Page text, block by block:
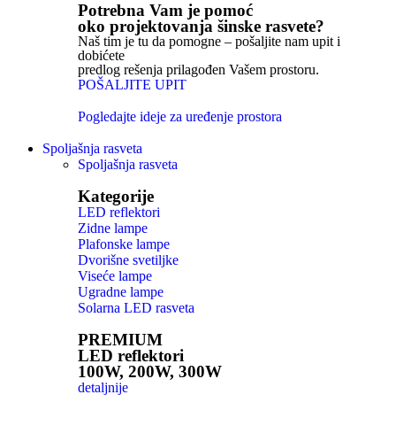
Potrebna Vam je pomoć
oko projektovanja šinske rasvete?
Naš tim je tu da pomogne – pošaljite nam upit i
dobićete
predlog rešenja prilagođen Vašem prostoru.
POŠALJITE UPIT
Pogledajte ideje za uređenje prostora
Spoljašnja rasveta
Spoljašnja rasveta
Kategorije
LED reflektori
Zidne lampe
Plafonske lampe
Dvorišne svetiljke
Viseće lampe
Ugradne lampe
Solarna LED rasveta
PREMIUM
LED reflektori
100W, 200W, 300W
detaljnije